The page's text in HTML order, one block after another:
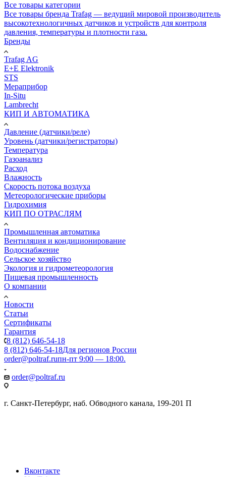
Все товары категории
Все товары бренда Trafag — ведущий мировой производитель
высокотехнологичных датчиков и устройств для контроля
давления, температуры и плотности газа.
Бренды
Trafag AG
E+E Elektronik
STS
Мераприбор
In-Situ
Lambrecht
КИП И АВТОМАТИКА
Давление (датчики/реле)
Уровень (датчики/регистраторы)
Температура
Газоанализ
Расход
Влажность
Скорость потока воздуха
Метеорологические приборы
Гидрохимия
КИП ПО ОТРАСЛЯМ
Промышленная автоматика
Вентиляция и кондиционирование
Водоснабжение
Сельское хозяйство
Экология и гидрометеорология
Пищевая промышленность
О компании
Новости
Статьи
Сертификаты
Гарантия
8 (812) 646-54-18
8 (812) 646-54-18Для регионов России
order@poltraf.ruпн-пт 9:00 — 18:00.
order@poltraf.ru
г. Санкт-Петербург, наб. Обводного канала, 199-201 П
Вконтакте